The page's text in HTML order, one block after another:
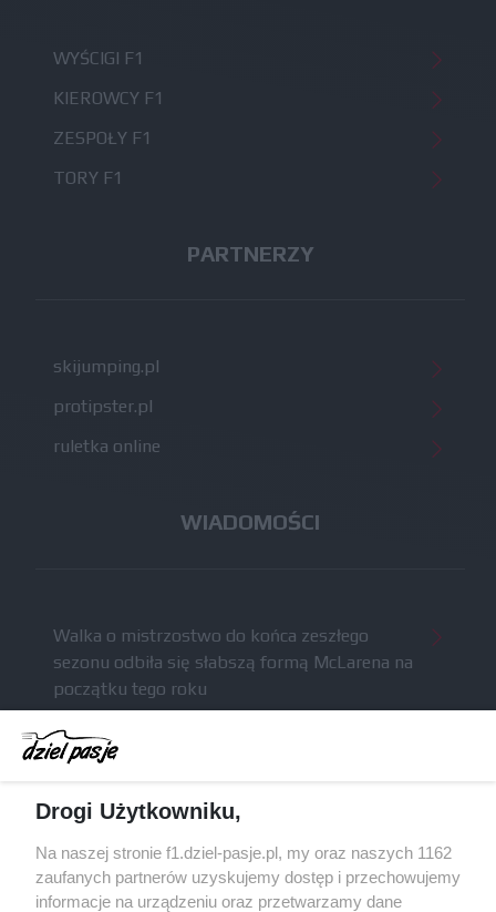
WYŚCIGI F1
KIEROWCY F1
ZESPOŁY F1
TORY F1
PARTNERZY
skijumping.pl
protipster.pl
ruletka online
WIADOMOŚCI
Walka o mistrzostwo do końca zeszłego
sezonu odbiła się słabszą formą McLarena na
początku tego roku
McCullough całkowicie opuści Astona Martina i
ma trafić do Red Bulla (akt.)
zeszłego sezonu
Obecne silniki muszą polegać na uczących się
algorytmach?
Drogi Użytkowniku,
Na naszej stronie f1.dziel-pasje.pl, my oraz naszych 1162
zaufanych partnerów uzyskujemy dostęp i przechowujemy
informacje na urządzeniu oraz przetwarzamy dane